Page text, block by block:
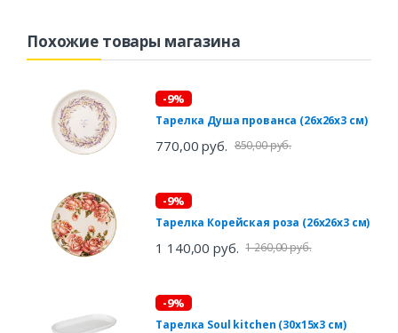
Похожие товары магазина
-9%
Тарелка Душа прованса (26х26х3 см)
770,00 руб. 850,00 руб.
-9%
Тарелка Корейская роза (26х26х3 см)
1 140,00 руб. 1 260,00 руб.
-9%
Тарелка Soul kitchen (30х15х3 см)